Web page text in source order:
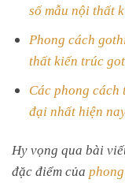
số mẫu nội thất
Phong cách
thất kiến trúc
Các phong cách
đại nhất hiện
Hy vọng qua bài
đặc điểm của